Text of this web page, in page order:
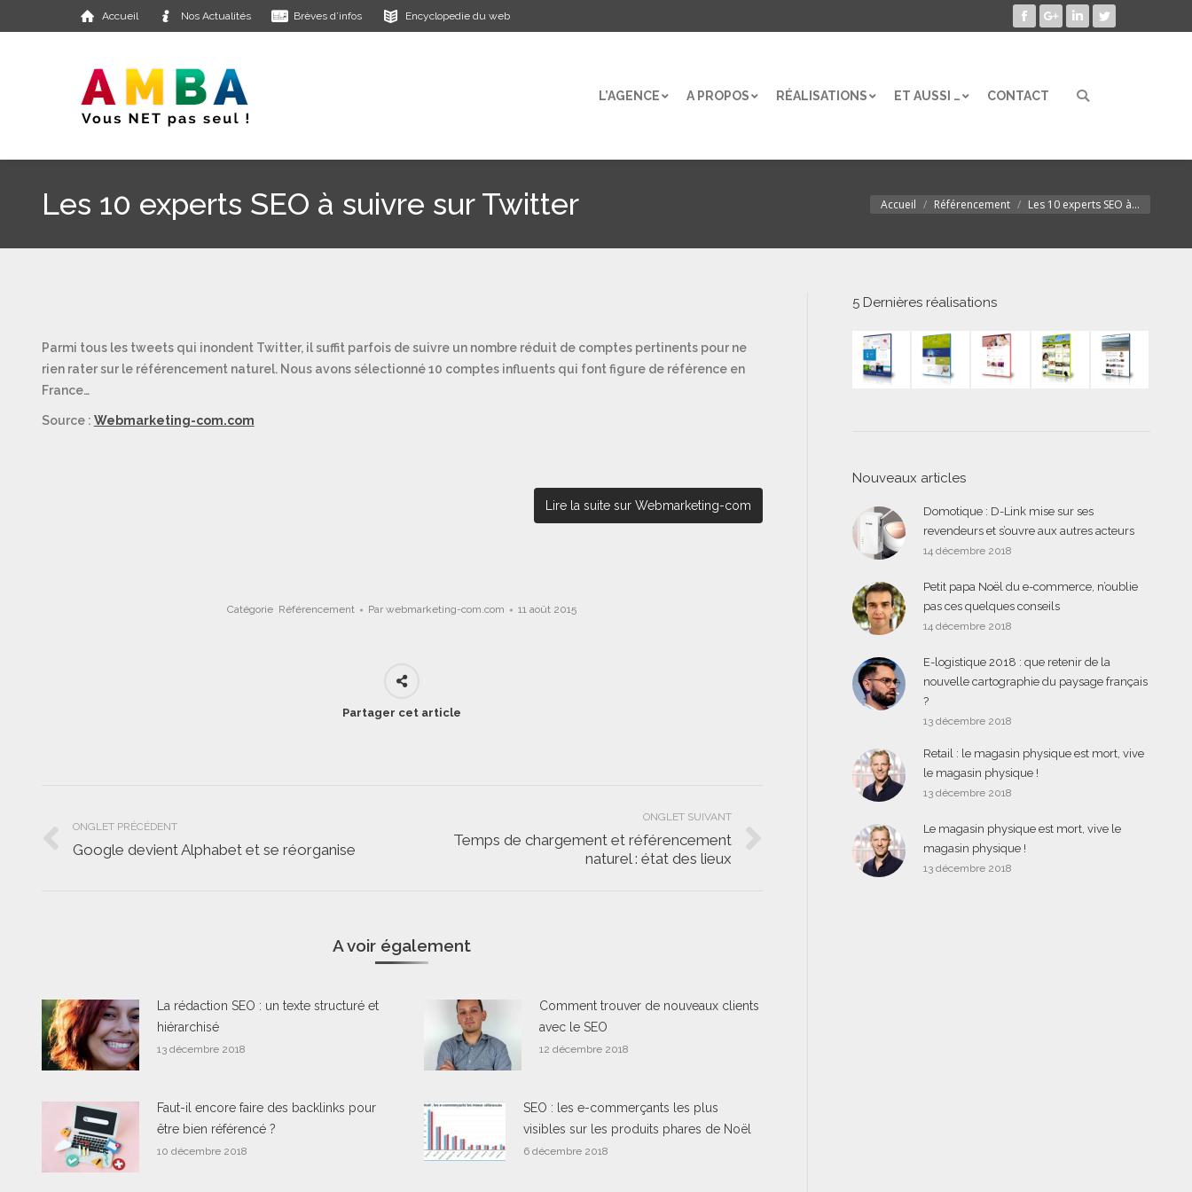
Accueil Nos Actualités Brèves d’infos Encyclopedie du web
Facebook
Google+LinkedInTwitter
L’AGENCE A PROPOS RÉALISATIONS ET AUSSI … CONTACT Search:
Les 10 experts SEO à suivre sur Twitter Vous êtes ici :
Accueil Référencement Les 10 experts SEO à…
Parmi tous les tweets qui inondent Twitter, il suffit parfois de suivre un nombre réduit de comptes pertinents pour ne
rien rater sur le référencement naturel. Nous avons sélectionné 10 comptes influents qui font figure de référence en
France…
Source : Webmarketing-com.com
Lire la suite sur Webmarketing-com
Catégorie Référencement Parwebmarketing-com.com 11 août 2015
Partager cet article
deONGLET PRÉCÉDENT
Onglet
Google devient Alphabet et se réorganise
ONGLET SUIVANT
OngletTemps de chargement et référencement
naturel : état des lieux
A voir également
La rédaction SEO : un texte structuré et
hiérarchisé
13 décembre 2018
Comment trouver de nouveaux clients
avec le SEO
12 décembre 2018
Faut-il encore faire des backlinks pour
être bien référencé ?
10 décembre 2018
SEO : les e-commerçants les plus
visibles sur les produits phares de Noël
6 décembre 2018
5 Dernières réalisations
Nouveaux articles
Domotique : D-Link mise sur ses
revendeurs et s’ouvre aux autres acteurs
14 décembre 2018
Petit papa Noël du e-commerce, n’oublie
pas ces quelques conseils
14 décembre 2018
E-logistique 2018 : que retenir de la
nouvelle cartographie du paysage français
?
13 décembre 2018
Retail : le magasin physique est mort, vive
le magasin physique !
13 décembre 2018
Le magasin physique est mort, vive le
magasin physique !
13 décembre 2018